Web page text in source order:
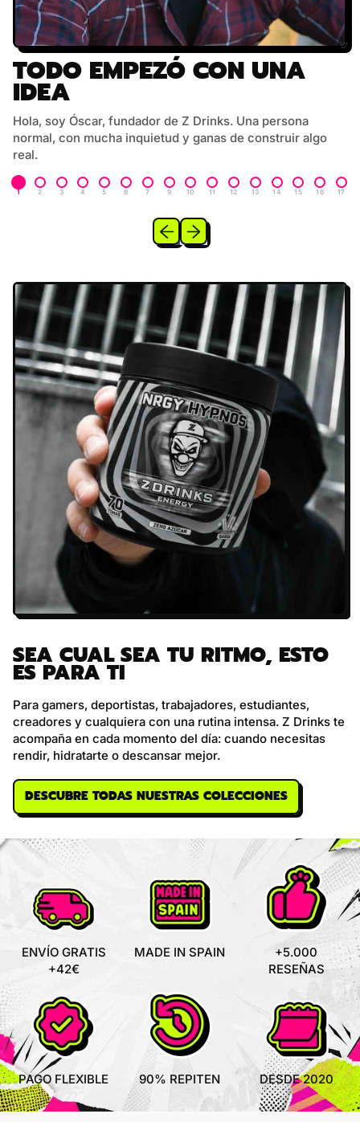
TODO EMPEZÓ CON UNA
IDEA
Hola, soy Óscar, fundador de Z Drinks. Una persona
normal, con mucha inquietud y ganas de construir algo
real.
1 2 3 4 5 6 7 9 10 11 12 13 14 15 16 17
AnteriorSiguiente
SEA CUAL SEA TU RITMO, ESTO
ES PARA TI
Para gamers, deportistas, trabajadores, estudiantes,
creadores y cualquiera con una rutina intensa. Z Drinks te
acompaña en cada momento del día: cuando necesitas
rendir, hidratarte o descansar mejor.
DESCUBRE TODAS NUESTRAS COLECCIONES
ENVÍO GRATIS
+42€
MADE IN SPAIN
+5.000
RESEÑAS
PAGO FLEXIBLE 90% REPITEN DESDE 2020